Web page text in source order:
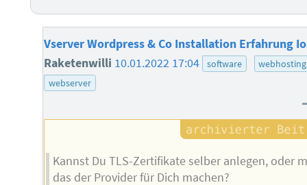
Vserver Wordpress & Co Installation Erfahrung
Raketenwilli 10.01.2022 17:04 software
webhosting
webserver
Kannst Du TLS-Zertifikate selber anlegen, oder
das der Provider für Dich machen?